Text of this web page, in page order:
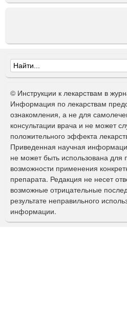
Ф
о
р
м
а
п
о
и
с
к
© Инструкции к лекарствам в
Информация по лекарствам
ознакомления, а не для
консультации врача и не может
положительного эффекта
Приведенная научная
не может быть использована
возможности применения
препарата. Редакция не несет
возможные отрицательные
результате неправильного
информации.